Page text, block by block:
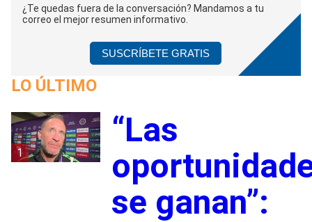
¿Te quedas fuera de la conversación? Mandamos a tu
correo el mejor resumen informativo.
SUSCRÍBETE GRATIS
LO ÚLTIMO
1
“Las
se ganan”: